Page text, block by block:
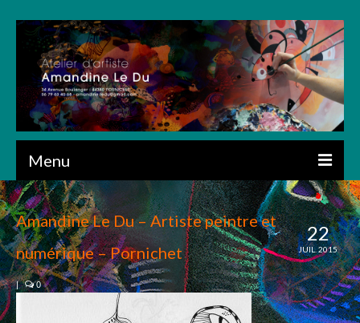
Menu
ACCUEIL
PRÉSENTATION
CRÉATIONS
ART NUMÉRIQUE
22
JUIL. 2015
Amandine Le Du – Artiste peintre et
numérique – Pornichet
| 0